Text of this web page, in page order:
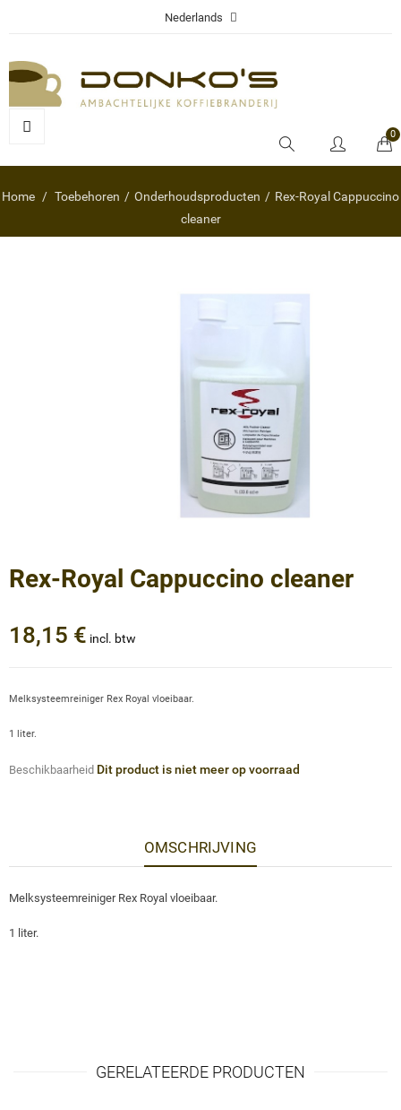
Nederlands
0
Home Toebehoren Onderhoudsproducten
Rex-Royal Cappuccino
cleaner
Rex-Royal Cappuccino cleaner
18,15 € incl. btw
Melksysteemreiniger Rex Royal vloeibaar.
1 liter.
Beschikbaarheid Dit product is niet meer op voorraad
OMSCHRIJVING
Melksysteemreiniger Rex Royal vloeibaar.
1 liter.
GERELATEERDE PRODUCTEN